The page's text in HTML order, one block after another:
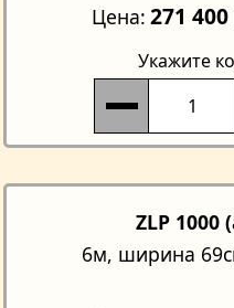
Цена 271
Укажите
ZLP 1000
6м, ширина